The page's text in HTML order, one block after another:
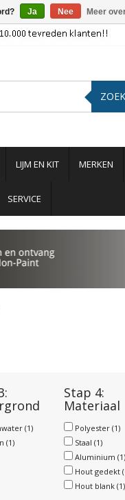
LIJM EN KIT MERKEN
SERVICE
(1)
(1)
Stap 4:
Materiaal
Polyester(1)
Staal(1)
Aluminium(1)
Hout gedekt
Hout blank(1)
Ja Nee Meer